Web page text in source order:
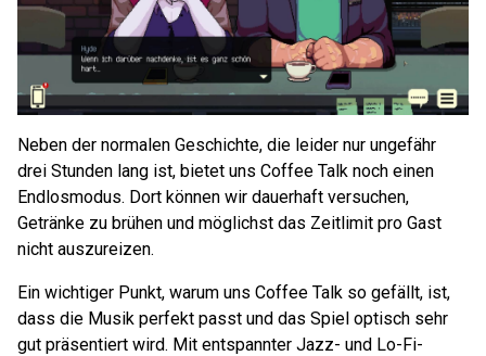
Neben der normalen Geschichte, die leider nur ungefähr
drei Stunden lang ist, bietet uns Coffee Talk noch einen
Endlosmodus. Dort können wir dauerhaft versuchen,
Getränke zu brühen und möglichst das Zeitlimit pro Gast
nicht auszureizen.
Ein wichtiger Punkt, warum uns Coffee Talk so gefällt, ist,
dass die Musik perfekt passt und das Spiel optisch sehr
gut präsentiert wird. Mit entspannter Jazz- und Lo-Fi-